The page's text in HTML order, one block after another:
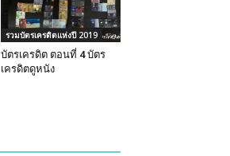
รวมบัตรเครดิตแห่งปี 2019
บัตรเครดิต ตอนที่ 4 บัตร
เครดิตดูหนัง